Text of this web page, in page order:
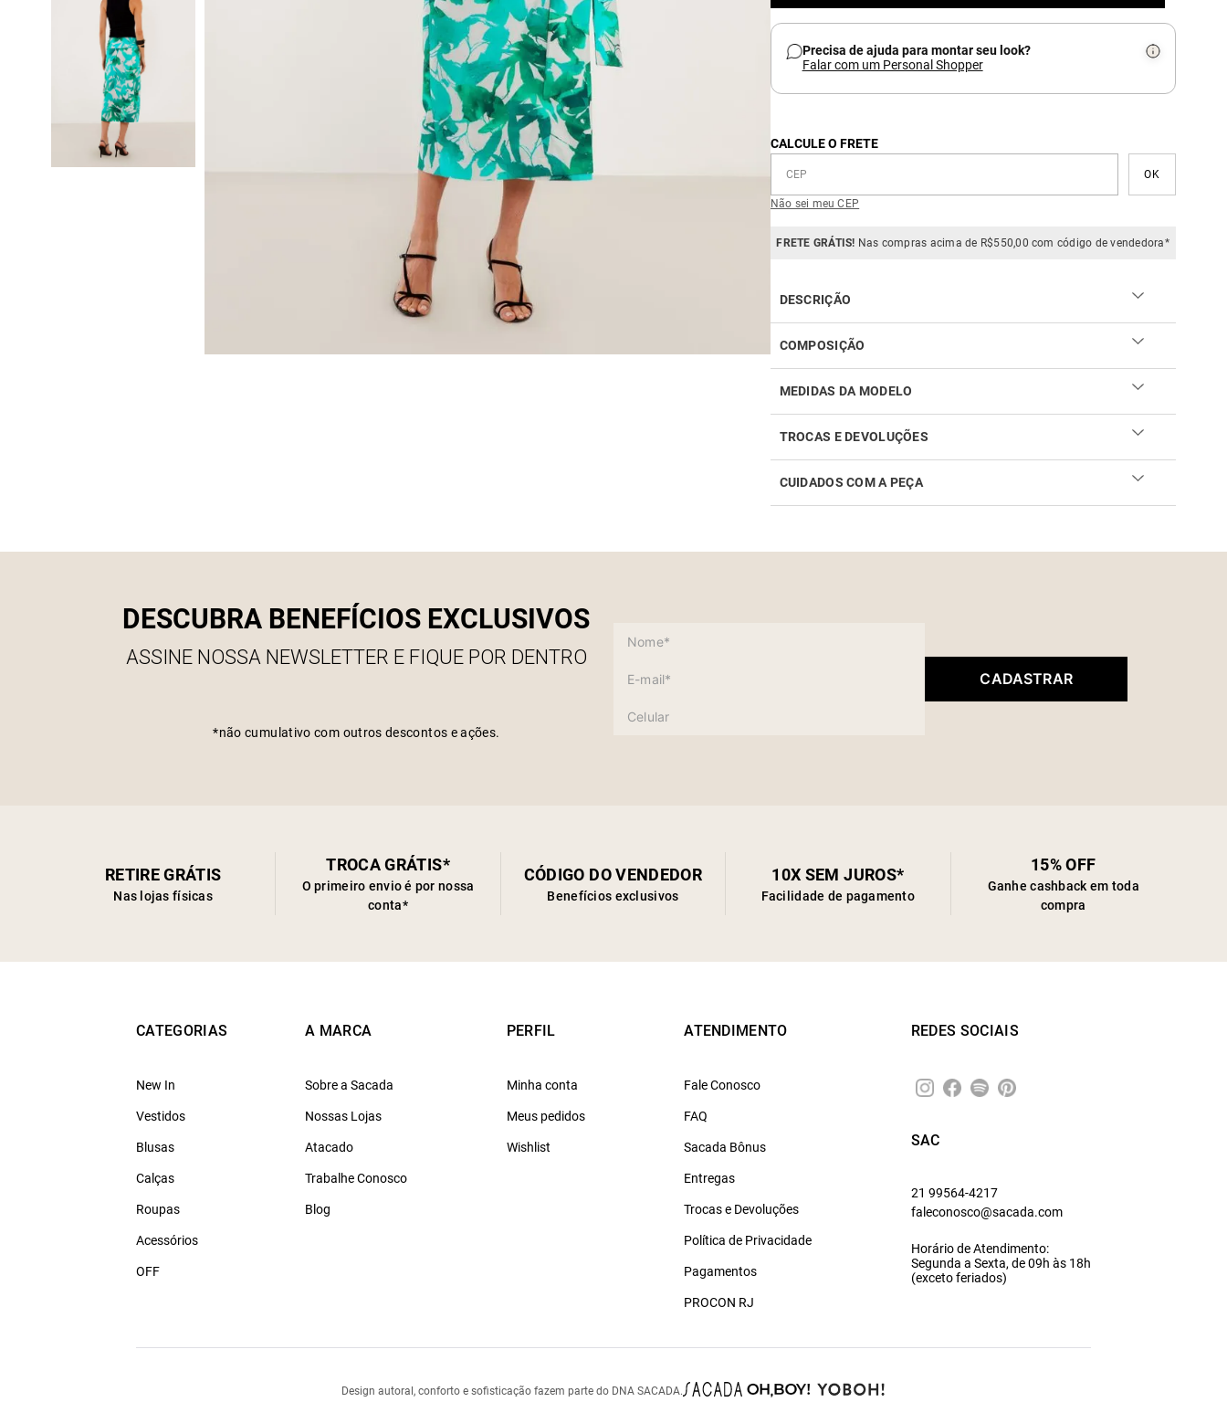
Precisa de ajuda para montar seu look?
Falar com um Personal Shopper
CALCULE O FRETE
Não sei meu CEP
FRETE GRÁTIS! Nas compras acima de R$550,00 com código de vendedora*
DESCRIÇÃO
COMPOSIÇÃO
MEDIDAS DA MODELO
TROCAS E DEVOLUÇÕES
Realizar sua troca ou devolução é fácil. Confira maiores
informações nolink
CUIDADOS COM A PEÇA
DESCUBRA BENEFÍCIOS EXCLUSIVOS
ASSINE NOSSA NEWSLETTER E FIQUE POR DENTRO
*não cumulativo com outros descontos e ações.
CADASTRAR
RETIRE GRÁTIS
Nas lojas físicas
TROCA GRÁTIS*
O primeiro envio é por nossa
conta*
CÓDIGO DO VENDEDOR
Benefícios exclusivos
10X SEM JUROS*
Facilidade de pagamento
15% OFF
Ganhe cashback em toda
compra
CATEGORIAS
New In
Vestidos
Blusas
Calças
Roupas
Acessórios
OFF
A MARCA
Sobre a Sacada
Nossas Lojas
Atacado
Trabalhe Conosco
Blog
PERFIL
Minha conta
Meus pedidos
Wishlist
ATENDIMENTO
Fale Conosco
FAQ
Sacada Bônus
Entregas
Trocas e Devoluções
Política de Privacidade
Pagamentos
PROCON RJ
REDES SOCIAIS
SAC
21 99564-4217
faleconosco@sacada.com
Horário de Atendimento:
Segunda a Sexta, de 09h às 18h
(exceto feriados)
Design autoral, conforto e sofisticação fazem parte do DNA SACADA.